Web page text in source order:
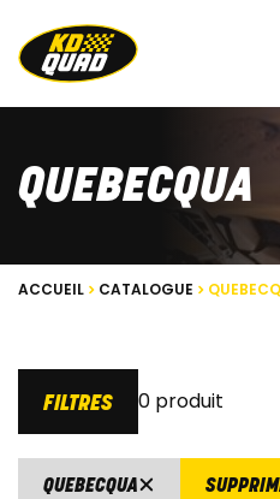
QUEBECQUA
ACCUEIL CATALOGUE
FILTRES 0 produit
QUEBECQUA